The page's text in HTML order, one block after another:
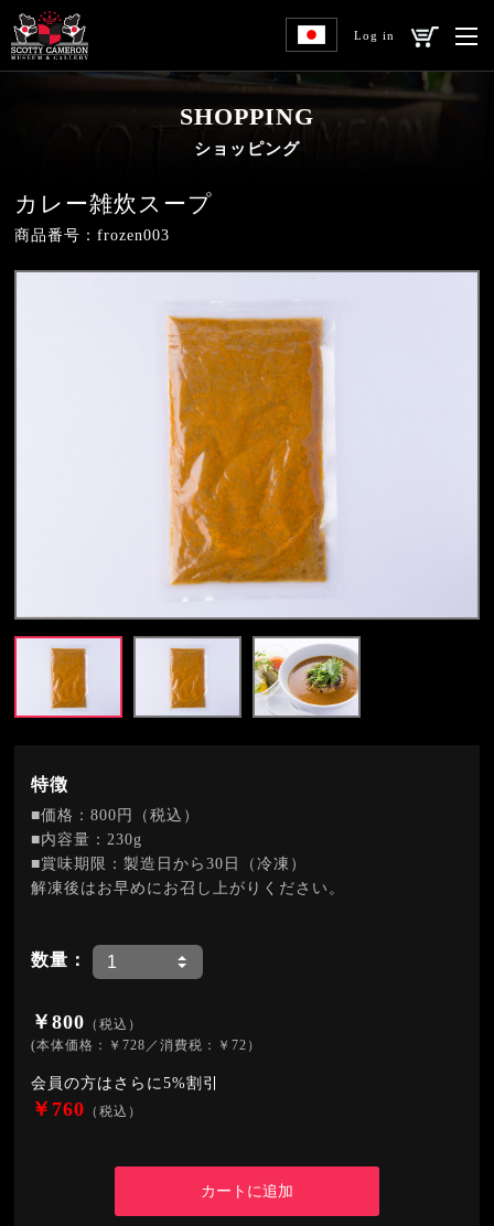
Log in
SHOPPING
ショッピング
カレー雑炊スープ
商品番号：frozen003
特徴
■価格：800円（税込）
■内容量：230g
■賞味期限：製造日から30日（冷凍）
解凍後はお早めにお召し上がりください。
数量：
￥800 （税込）
(本体価格：￥728／消費税：￥72）
会員の方はさらに5%割引
￥760 （税込）